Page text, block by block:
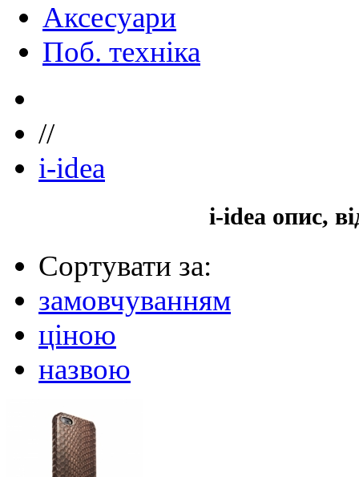
Аксесуари
Поб. техніка
//
i-idea
i-idea опис,
Сортувати за:
замовчуванням
ціною
назвою